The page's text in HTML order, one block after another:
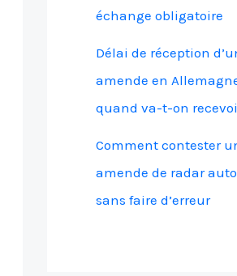
échange obligatoire
Délai de réception
amende en
quand va-t-on
Comment contester
amende de radar
sans faire d’erreur